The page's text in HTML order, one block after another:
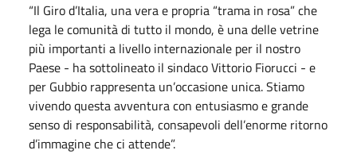
“Il Giro d’Italia, una vera e propria “trama in rosa” che
lega le comunità di tutto il mondo, è una delle vetrine
più importanti a livello internazionale per il nostro
Paese - ha sottolineato il sindaco Vittorio Fiorucci - e
per Gubbio rappresenta un’occasione unica. Stiamo
vivendo questa avventura con entusiasmo e grande
senso di responsabilità, consapevoli dell’enorme ritorno
d’immagine che ci attende”.